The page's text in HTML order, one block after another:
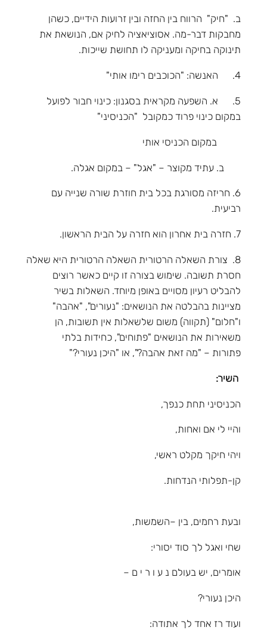
ב. "חיק" הרווח בין החזה ובין זרועות הידיים, כשהן
מחבקות דבר-מה. אסוציאציה לחיק אם, הנושאת את
תינוקה בחיקה ומעניקה לו תחושת שייכות.
4. האנשה: "הכוכבים רימו אותי"
5. א. השפעה מקראית בסגנון: כינוי חבור לפועל
במקום כינוי פרוד כמקובל "הכניסיני"
במקום הכניסי אותי
ב. עתיד מקוצר – "אגל" – במקום אגלה.
6. חריזה מסורגת בכל בית חוזרת שורה שנייה עם
רביעית.
7. חזרה בית אחרון הוא חזרה על הבית הראשון.
8. צורת השאלה הרטורית השאלה הרטורית היא שאלה
חסרת תשובה. שימוש בצורה זו קיים כאשר רוצים
להבליט רעיון מסויים באופן מיוחד. השאלות בשיר
מציינות בהבלטה את הנושאים: "נעורים", "אהבה"
ו"חלום" (תקווה) משום שלשאלות אין תשובות, הן
משאירות את הנושאים "פתוחים", כחידות בלתי
פתורות – "מה זאת אהבה?", או "היכן נעורי?"
השיר:
הכניסיני תחת כנפך,
והיי לי אם ואחות,
ויהי חיקך מקלט ראשי,
קן-תפלותי הנדחות.
ובעת רחמים, בין –השמשות,
שחי ואגל לך סוד יסורי:
אומרים, יש בעולם נ ע ו ר י ם –
היכן נעורי?
ועוד רז אחד לך אתודה: